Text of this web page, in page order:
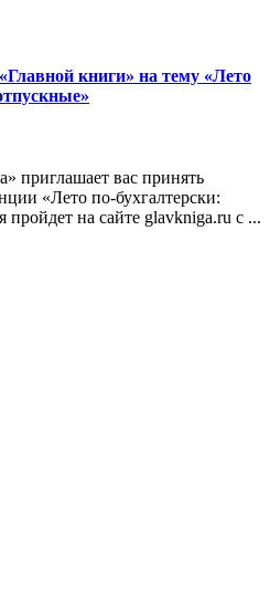
книги» на тему «Лето
приглашает вас принять
«Лето по-бухгалтерски:
пройдет на сайте glavkniga.ru с ...